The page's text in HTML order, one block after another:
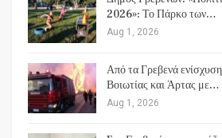
2026»: Το Πάρκο των…
Aug 1, 2026
Από τα Γρεβενά
Βοιωτίας και Άρτας με…
Aug 1, 2026